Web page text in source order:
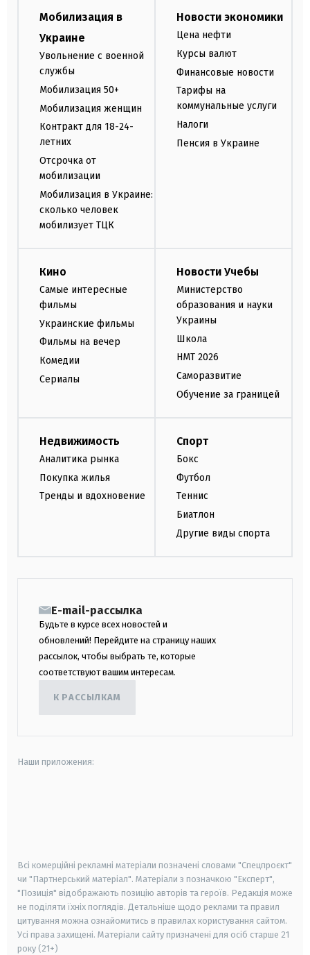
Мобилизация в
Украине
Увольнение с военной
службы
Мобилизация 50+
Мобилизация женщин
Контракт для 18-24-
летних
Отсрочка от
мобилизации
Мобилизация в Украине:
сколько человек
мобилизует ТЦК
Новости экономики
Цена нефти
Курсы валют
Финансовые новости
Тарифы на
коммунальные услуги
Налоги
Пенсия в Украине
Кино
Самые интересные
фильмы
Украинские фильмы
Фильмы на вечер
Комедии
Сериалы
Новости Учебы
Министерство
образования и науки
Украины
Школа
НМТ 2026
Саморазвитие
Обучение за границей
Недвижимость
Аналитика рынка
Покупка жилья
Тренды и вдохновение
Спорт
Бокс
Футбол
Теннис
Биатлон
Другие виды спорта
E-mail-рассылка
Будьте в курсе всех новостей и
обновлений! Перейдите на страницу наших
рассылок, чтобы выбрать те, которые
соответствуют вашим интересам.
К РАССЫЛКАМ
Наши приложения:
Всі комерційні рекламні матеріали позначені словами "Спецпроєкт"
чи "Партнерський матеріал". Матеріали з позначкою "Експерт",
"Позиція" відображають позицію авторів та героїв. Редакція може
не поділяти їхніх поглядів. Детальніше щодо реклами та правил
цитування можна ознайомитись в правилах користування сайтом.
Усі права захищені. Матеріали сайту призначені для осіб старше 21
року (21+)